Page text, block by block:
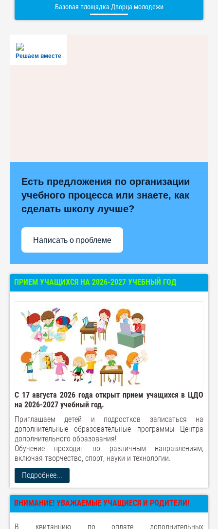
Базовая площадка Дворца молодежи
Решаем вместе
Есть предложения по организации
учебного процесса или знаете, как
сделать школу лучше?
Написать о проблеме
ПРИЕМ УЧАЩИХСЯ НА 2026-2027 УЧЕБНЫЙ ГОД
С 17 августа 2026 года открыт прием учащихся в ЦДО
на 2026-2027 учебный год.
Приглашаем детей и подростков записаться на
дополнительные образовательные программы Центра
дополнительного образования!
Обучение проходит по различным направлениям,
включая творчество, спорт, науки и технологии.
Подробнее...
ВНИМАНИЕ! УВАЖАЕМЫЕ УЧАЩИЕСЯ И РОДИТЕЛИ!
В квитанцию по оплате дополнительных